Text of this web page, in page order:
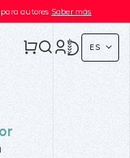
autores Saber más
ES